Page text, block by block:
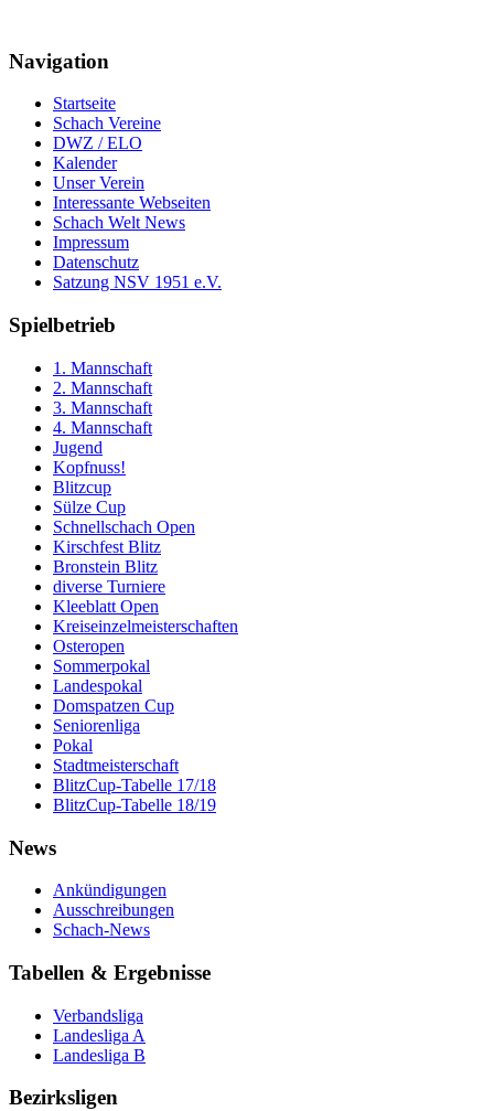
Navigation
Startseite
Schach Vereine
DWZ / ELO
Kalender
Unser Verein
Interessante Webseiten
Schach Welt News
Impressum
Datenschutz
Satzung NSV 1951 e.V.
Spielbetrieb
1. Mannschaft
2. Mannschaft
3. Mannschaft
4. Mannschaft
Jugend
Kopfnuss!
Blitzcup
Sülze Cup
Schnellschach Open
Kirschfest Blitz
Bronstein Blitz
diverse Turniere
Kleeblatt Open
Kreiseinzelmeisterschaften
Osteropen
Sommerpokal
Landespokal
Domspatzen Cup
Seniorenliga
Pokal
Stadtmeisterschaft
BlitzCup-Tabelle 17/18
BlitzCup-Tabelle 18/19
News
Ankündigungen
Ausschreibungen
Schach-News
Tabellen & Ergebnisse
Verbandsliga
Landesliga A
Landesliga B
Bezirksligen